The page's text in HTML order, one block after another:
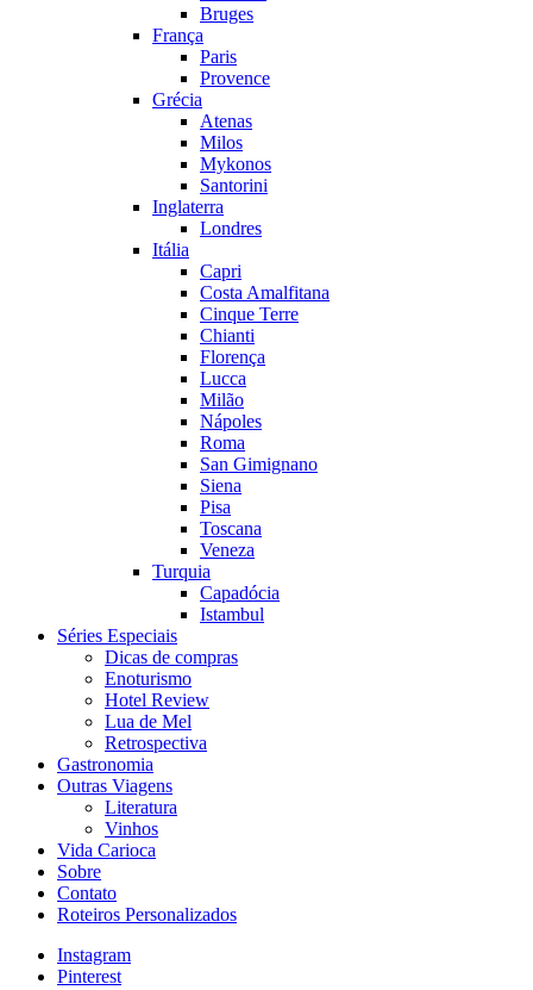
Bruges
França
Paris
Provence
Grécia
Atenas
Milos
Mykonos
Santorini
Inglaterra
Londres
Itália
Capri
Costa Amalfitana
Cinque Terre
Chianti
Florença
Lucca
Milão
Nápoles
Roma
San Gimignano
Siena
Pisa
Toscana
Veneza
Turquia
Capadócia
Istambul
Séries Especiais
Dicas de compras
Enoturismo
Hotel Review
Lua de Mel
Retrospectiva
Gastronomia
Outras Viagens
Literatura
Vinhos
Vida Carioca
Sobre
Contato
Roteiros Personalizados
Instagram
Pinterest